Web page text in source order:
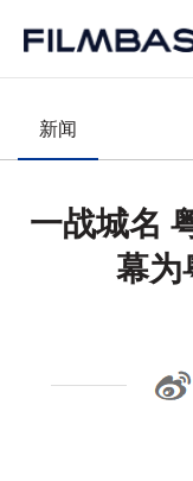
新闻 展
新闻
一战城名
幕为